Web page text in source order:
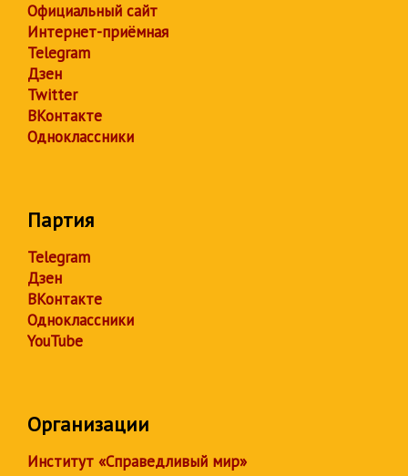
Официальный сайт
Интернет-приёмная
Telegram
Дзен
Twitter
ВКонтакте
Одноклассники
Партия
Telegram
Дзен
ВКонтакте
Одноклассники
YouTube
Организации
Институт «Справедливый мир»